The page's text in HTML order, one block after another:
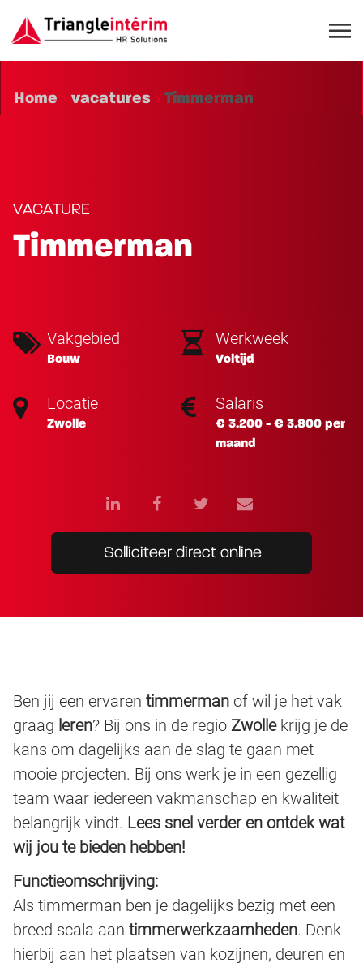
Home vacatures Timmerman
VACATURE
Timmerman
Vakgebied
Bouw
Werkweek
Voltijd
Locatie
Zwolle
Salaris
€ 3.200 - € 3.800 per
maand
Solliciteer direct online
Ben jij een ervaren timmerman of wil je het vak
graag leren? Bij ons in de regio Zwollekrijg je de
kans om dagelijks aan de slag te gaan met
mooie projecten. Bij ons werk je in een gezellig
team waar iedereen vakmanschap en kwaliteit
belangrijk vindt. Lees snel verder en ontdek wat
wij jou te bieden hebben!
Functieomschrijving:
Als timmerman ben je dagelijks bezig met een
breed scala aan timmerwerkzaamheden. Denk
hierbij aan het plaatsen van kozijnen, deuren en